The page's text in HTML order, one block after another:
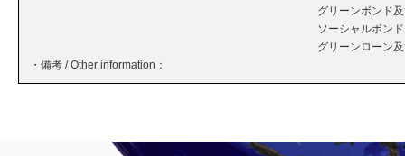
グリーンボンド
ソーシャルボン
グリーンローン
・備考 / Other information：